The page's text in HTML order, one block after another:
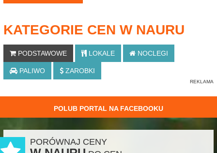
KATEGORIE CEN W NAURU
PODSTAWOWE LOKALE NOCLEGI
PALIWO ZAROBKI
POLUB PORTAL NA FACEBOOKU
PORÓWNAJ CENY